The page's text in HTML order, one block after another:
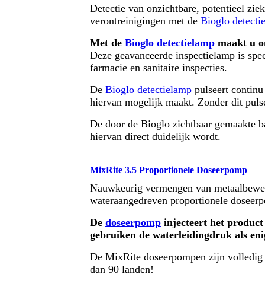
Detectie van onzichtbare, potentieel
verontreinigingen met de Bioglo
Met de Bioglo detectielamp maakt u
Deze geavanceerde inspectielamp is
farmacie en sanitaire inspecties.
De Bioglo detectielamp pulseert
hiervan mogelijk maakt. Zonder dit
De door de Bioglo zichtbaar gemaakte
hiervan direct duidelijk wordt.
MixRite 3.5 Proportionele Doseerpomp
Nauwkeurig vermengen van
wateraangedreven proportionele
De doseerpomp injecteert het
gebruiken de waterleidingdruk als
De MixRite doseerpompen zijn
dan 90 landen!